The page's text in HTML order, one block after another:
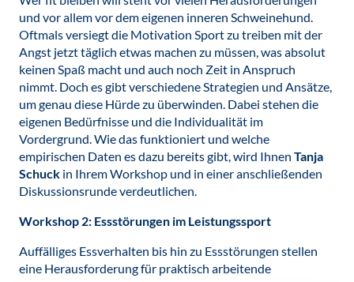
und vor allem vor dem eigenen inneren Schweinehund.
Oftmals versiegt die Motivation Sport zu treiben mit der
Angst jetzt täglich etwas machen zu müssen, was absolut
keinen Spaß macht und auch noch Zeit in Anspruch
nimmt. Doch es gibt verschiedene Strategien und Ansätze,
um genau diese Hürde zu überwinden. Dabei stehen die
eigenen Bedürfnisse und die Individualität im
Vordergrund. Wie das funktioniert und welche
empirischen Daten es dazu bereits gibt, wird Ihnen Tanja
Schuck in Ihrem Workshop und in einer anschließenden
Diskussionsrunde verdeutlichen.
Workshop 2: Essstörungen im Leistungssport
Auffälliges Essverhalten bis hin zu Essstörungen stellen
eine Herausforderung für praktisch arbeitende